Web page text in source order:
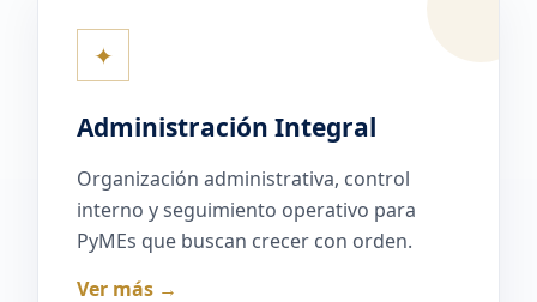
✦
Administración Integral
Organización administrativa, control
interno y seguimiento operativo para
PyMEs que buscan crecer con orden.
Ver más →